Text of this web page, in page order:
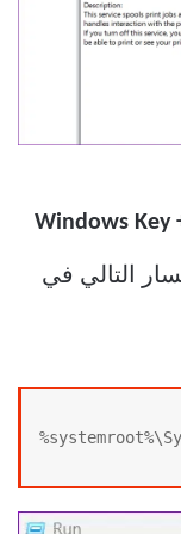
التالي في